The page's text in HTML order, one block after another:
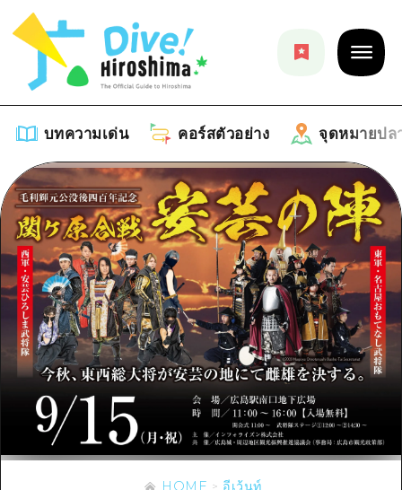
บทความเด่น คอร์สตัวอย่าง จุดหมายปล
บทความเด่น
รายการ
คำแนะนำ
ศิลปะ
งานอีเว้นท์ / เทศกาล
อาหารรสเลิศ / สุรา
การปั่นจักรยาน
คอร์สตัวอย่าง
รายการ
คู่มือ Dive! Hiroshima
ฮิโรชิม่า โมชิ โมชิ ทราเวล
บริเวณรอบเมืองฮิโรชิม่า
อากิ
บิงโก
จุดหมายปลายทาง
รายการ
บริเวณรอบเมืองฮิโรชิม่า
อากิ
บิงโก
อีเว้นท์
ข้อมูลตามฤดูกาล
ข้อมูลที่เป็นประโยชน์
HOME อีเว้นท์